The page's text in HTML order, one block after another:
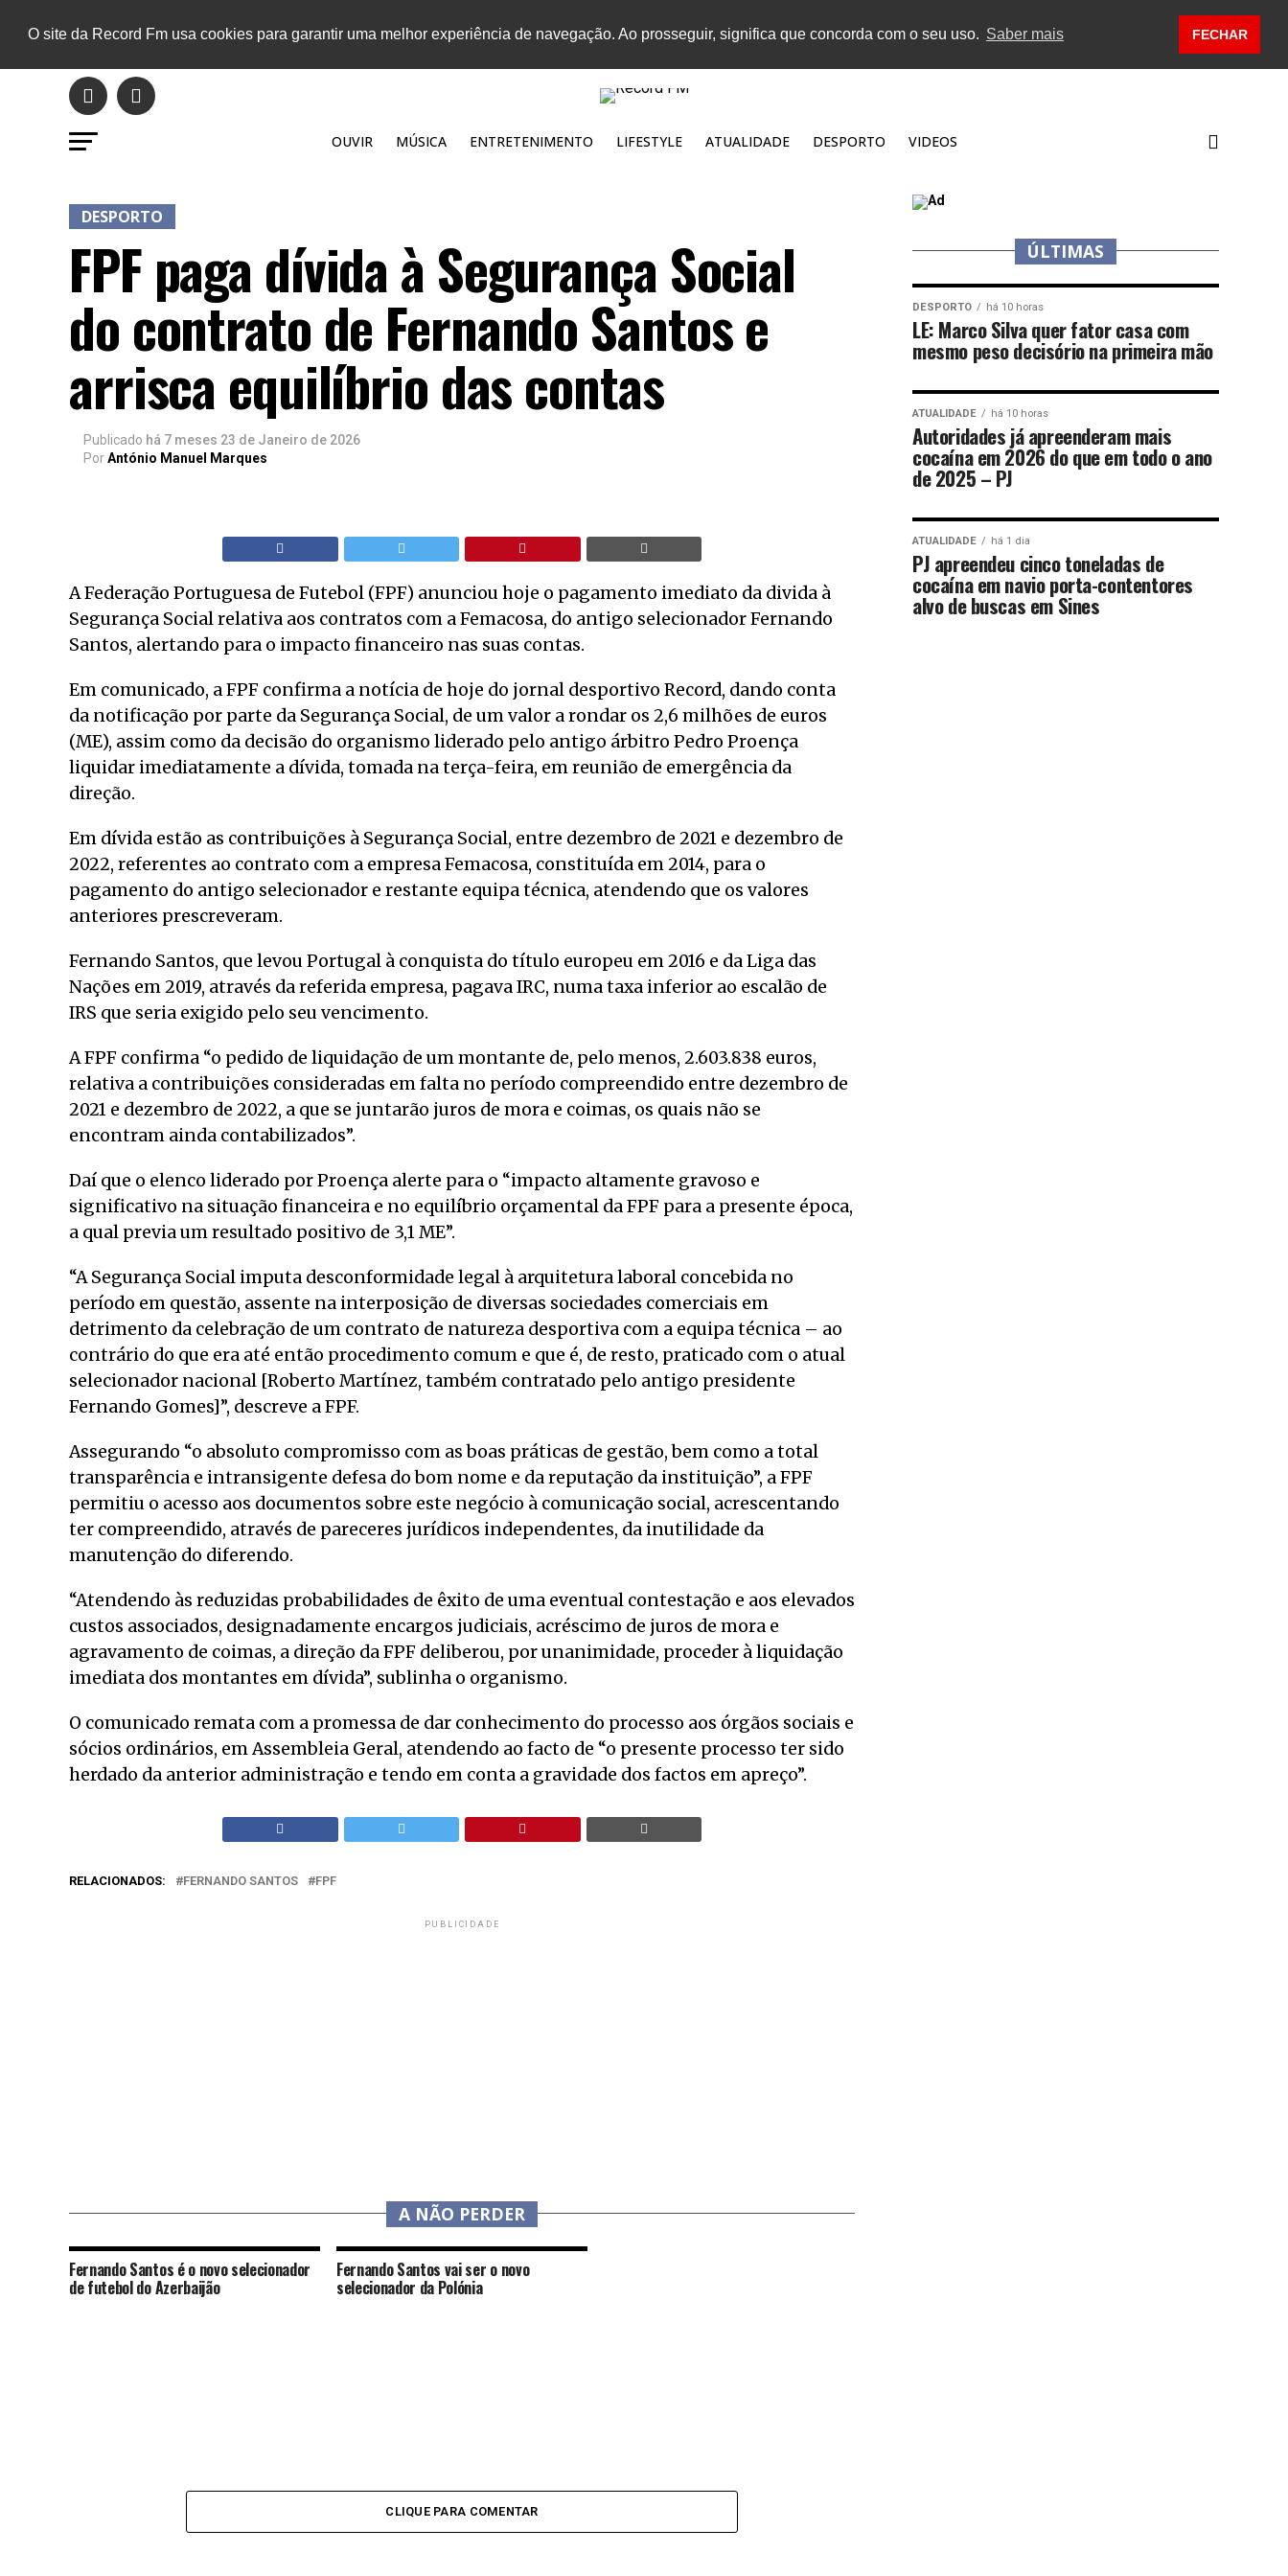
O site da Record Fm usa cookies para garantir uma melhor experiência de navegação. Ao prosseguir, significa que concorda com o seu uso. Saber mais FECHAR
OUVIR MÚSICA ENTRETENIMENTO LIFESTYLE ATUALIDADE DESPORTO VIDEOS
DESPORTO
FPF paga dívida à Segurança Social
do contrato de Fernando Santos e
arrisca equilíbrio das contas
Publicado há 7 meses 23 de Janeiro de 2026
PorAntónio Manuel Marques
A Federação Portuguesa de Futebol (FPF) anunciou hoje o pagamento imediato da divida à
Segurança Social relativa aos contratos com a Femacosa, do antigo selecionador Fernando
Santos, alertando para o impacto financeiro nas suas contas.
Em comunicado, a FPF confirma a notícia de hoje do jornal desportivo Record, dando conta
da notificação por parte da Segurança Social, de um valor a rondar os 2,6 milhões de euros
(ME), assim como da decisão do organismo liderado pelo antigo árbitro Pedro Proença
liquidar imediatamente a dívida, tomada na terça-feira, em reunião de emergência da
direção.
Em dívida estão as contribuições à Segurança Social, entre dezembro de 2021 e dezembro de
2022, referentes ao contrato com a empresa Femacosa, constituída em 2014, para o
pagamento do antigo selecionador e restante equipa técnica, atendendo que os valores
anteriores prescreveram.
Fernando Santos, que levou Portugal à conquista do título europeu em 2016 e da Liga das
Nações em 2019, através da referida empresa, pagava IRC, numa taxa inferior ao escalão de
IRS que seria exigido pelo seu vencimento.
A FPF confirma “o pedido de liquidação de um montante de, pelo menos, 2.603.838 euros,
relativa a contribuições consideradas em falta no período compreendido entre dezembro de
2021 e dezembro de 2022, a que se juntarão juros de mora e coimas, os quais não se
encontram ainda contabilizados”.
Daí que o elenco liderado por Proença alerte para o “impacto altamente gravoso e
significativo na situação financeira e no equilíbrio orçamental da FPF para a presente época,
a qual previa um resultado positivo de 3,1 ME”.
“A Segurança Social imputa desconformidade legal à arquitetura laboral concebida no
período em questão, assente na interposição de diversas sociedades comerciais em
detrimento da celebração de um contrato de natureza desportiva com a equipa técnica – ao
contrário do que era até então procedimento comum e que é, de resto, praticado com o atual
selecionador nacional [Roberto Martínez, também contratado pelo antigo presidente
Fernando Gomes]”, descreve a FPF.
Assegurando “o absoluto compromisso com as boas práticas de gestão, bem como a total
transparência e intransigente defesa do bom nome e da reputação da instituição”, a FPF
permitiu o acesso aos documentos sobre este negócio à comunicação social, acrescentando
ter compreendido, através de pareceres jurídicos independentes, da inutilidade da
manutenção do diferendo.
“Atendendo às reduzidas probabilidades de êxito de uma eventual contestação e aos elevados
custos associados, designadamente encargos judiciais, acréscimo de juros de mora e
agravamento de coimas, a direção da FPF deliberou, por unanimidade, proceder à liquidação
imediata dos montantes em dívida”, sublinha o organismo.
O comunicado remata com a promessa de dar conhecimento do processo aos órgãos sociais e
sócios ordinários, em Assembleia Geral, atendendo ao facto de “o presente processo ter sido
herdado da anterior administração e tendo em conta a gravidade dos factos em apreço”.
RELACIONADOS: FERNANDO SANTOS FPF
PUBLICIDADE
A NÃO PERDER
Fernando Santos é o novo selecionador
de futebol do Azerbaijão
Fernando Santos vai ser o novo
selecionador da Polónia
CLIQUE PARA COMENTAR
ÚLTIMAS
DESPORTO há 10 horas
LE: Marco Silva quer fator casa com
mesmo peso decisório na primeira mão
ATUALIDADE há 10 horas
Autoridades já apreenderam mais
cocaína em 2026 do que em todo o ano
de 2025 – PJ
ATUALIDADE há 1 dia
PJ apreendeu cinco toneladas de
cocaína em navio porta-contentores
alvo de buscas em Sines